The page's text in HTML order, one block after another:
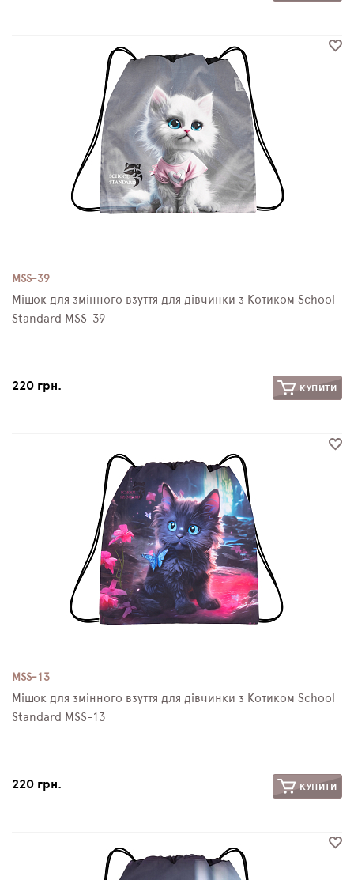
MSS-39
Мішок для змінного взуття для дівчинки з Котиком School
Standard MSS-39
220 грн. КУПИТИ
MSS-13
Мішок для змінного взуття для дівчинки з Котиком School
Standard MSS-13
220 грн. КУПИТИ